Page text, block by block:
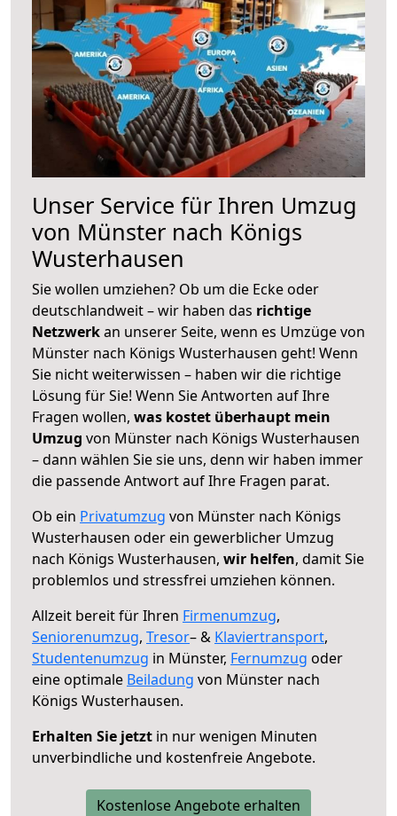
Unser Service für Ihren Umzug
von Münster nach Königs
Wusterhausen
Sie wollen umziehen? Ob um die Ecke oder
deutschlandweit – wir haben das richtige
Netzwerkan unserer Seite, wenn es Umzüge von
Münster nach Königs Wusterhausen geht! Wenn
Sie nicht weiterwissen – haben wir die richtige
Lösung für Sie! Wenn Sie Antworten auf Ihre
Fragen wollen, was kostet überhaupt mein
Umzug von Münster nach Königs Wusterhausen
– dann wählen Sie sie uns, denn wir haben immer
die passende Antwort auf Ihre Fragen parat.
Ob ein Privatumzug von Münster nach Königs
Wusterhausen oder ein gewerblicher Umzug
nach Königs Wusterhausen, wir helfen, damit Sie
problemlos und stressfrei umziehen können.
Allzeit bereit für Ihren Firmenumzug,
Seniorenumzug, Tresor– & Klaviertransport,
Studentenumzug in Münster, Fernumzug oder
eine optimale Beiladung von Münster nach
Königs Wusterhausen.
Erhalten Sie jetzt in nur wenigen Minuten
unverbindliche und kostenfreie Angebote.
Kostenlose Angebote erhalten